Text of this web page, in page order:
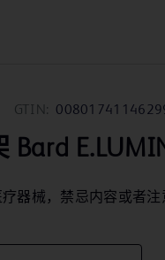
GTIN:
Bard
器械，禁忌内容或者